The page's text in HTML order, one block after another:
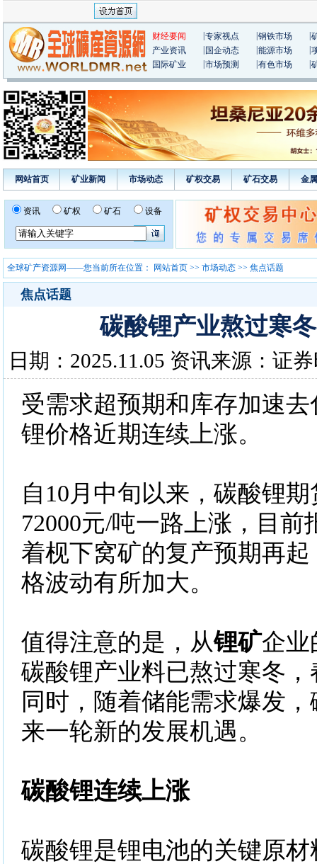
财经要闻 专家视点 钢铁市场
产业资讯
国企动态 能源市场
国际矿业
市场预测 有色市场
网站首页 矿业新闻 市场动态 矿权交易 矿石交易 金
资讯 矿权 矿石 设备
全球矿产资源网——您当前所在位置： 网站首页 >> 市场动态 >> 焦点话题
焦点话题
碳酸锂产业熬过寒
日期：2025.11.05 资讯来源：证
受需求超预期和库存加速
锂价格近期连续上涨。
自10月中旬以来，碳酸锂
72000元/吨一路上涨，目前
着枧下窝矿的复产预期再
格波动有所加大。
值得注意的是，从锂矿企业
碳酸锂产业料已熬过寒冬
同时，随着储能需求爆发
来一轮新的发展机遇。
碳酸锂连续上涨
碳酸锂是锂电池的关键原